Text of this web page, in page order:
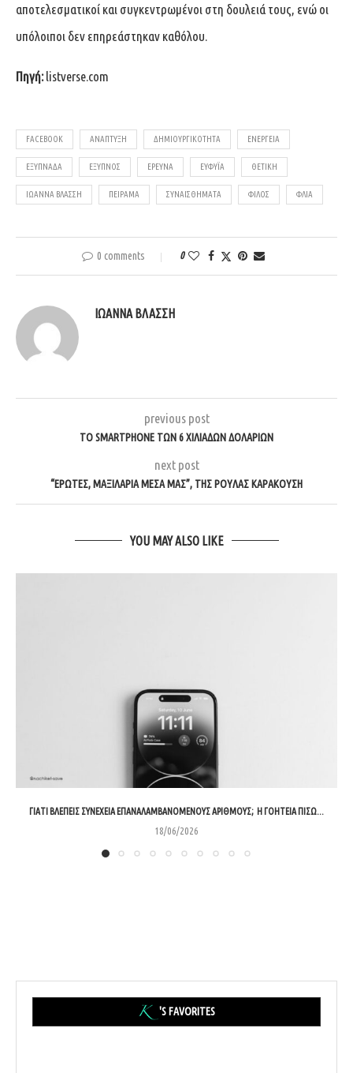
αποτελεσματικοί και συγκεντρωμένοι στη δουλειά τους, ενώ οι
υπόλοιποι δεν επηρεάστηκαν καθόλου.
Πηγή: listverse.com
FACEBOOK ΑΝΆΠΤΥΞΗ ΔΗΜΙΟΥΡΓΙΚΌΤΗΤΑ ΕΝΈΡΓΕΙΑ
ΕΞΥΠΝΆΔΑ ΈΞΥΠΝΟΣ ΈΡΕΥΝΑ ΕΥΦΥΪ́Α ΘΕΤΙΚΉ
ΙΩΑΝΝΑ ΒΛΆΣΣΗ ΠΕΊΡΑΜΑ ΣΥΝΑΙΣΘΉΜΑΤΑ ΦΊΛΟΣ ΦΛΊΑ
0 comments 0
ΙΩΑΝΝΑ ΒΛΑΣΣΗ
previous post
TO SMARTPHONE ΤΩΝ 6 ΧΙΛΙΆΔΩΝ ΔΟΛΑΡΊΩΝ
next post
“ΈΡΩΤΕΣ, ΜΑΞΙΛΆΡΙΑ ΜΈΣΑ ΜΑΣ”, ΤΗΣ ΡΟΎΛΑΣ ΚΑΡΑΚΟΎΣΗ
YOU MAY ALSO LIKE
ΓΙΑΤΊ ΒΛΈΠΕΙΣ ΣΥΝΈΧΕΙΑ ΕΠΑΝΑΛΑΜΒΑΝΌΜΕΝΟΥΣ ΑΡΙΘΜΟΎΣ; Η ΓΟΗΤΕΊΑ ΠΊΣΩ...
18/06/2026
'S FAVORITES